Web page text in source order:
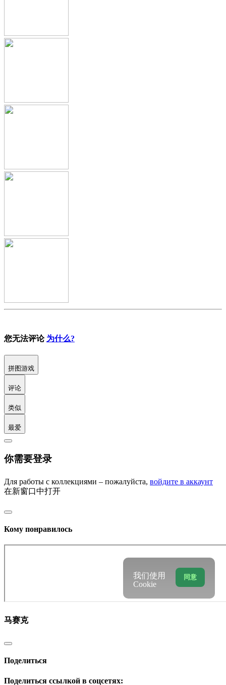
您无法评论 为什么?
拼图游戏
评论
类似
最爱
你需要登录
Для работы с коллекциями – пожалуйста, войдите в аккаунт
在新窗口中打开
Кому понравилось
马赛克
Поделиться
Поделиться ссылкой в соцсетях:
同意
我们使用
Cookie